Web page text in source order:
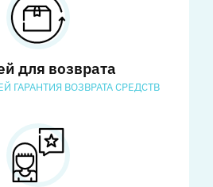
для возврата
ГАРАНТИЯ ВОЗВРАТА СРЕДСТВ